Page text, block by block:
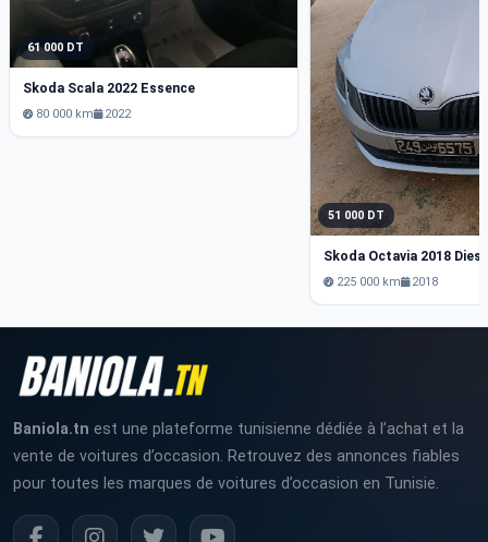
61 000 DT
Skoda Scala 2022 Essence
80 000 km 2022
51 000 DT
Skoda Octavia 2018
225 000 km 2018
Baniola.tn est une plateforme tunisienne dédiée à l’achat et la
vente de voitures d’occasion. Retrouvez des annonces fiables
pour toutes les marques de voitures d’occasion en Tunisie.